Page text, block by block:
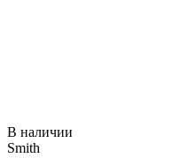
В наличии
Smith